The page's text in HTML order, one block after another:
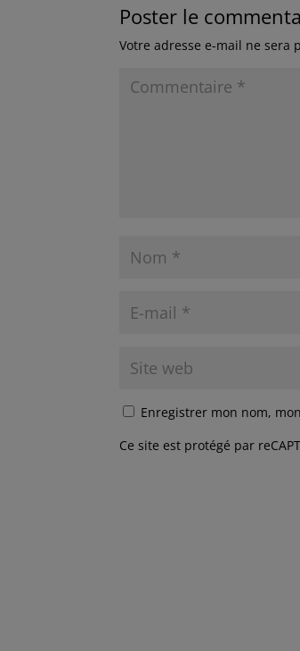
Poster le
Votre adresse e-mail ne sera
Enregistrer mon nom,
Ce site est protégé par